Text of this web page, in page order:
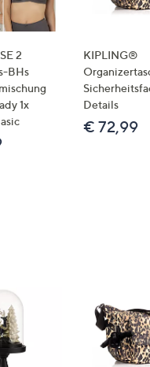
2
BHs
1x
KIPLING®
Details
€ 72,99